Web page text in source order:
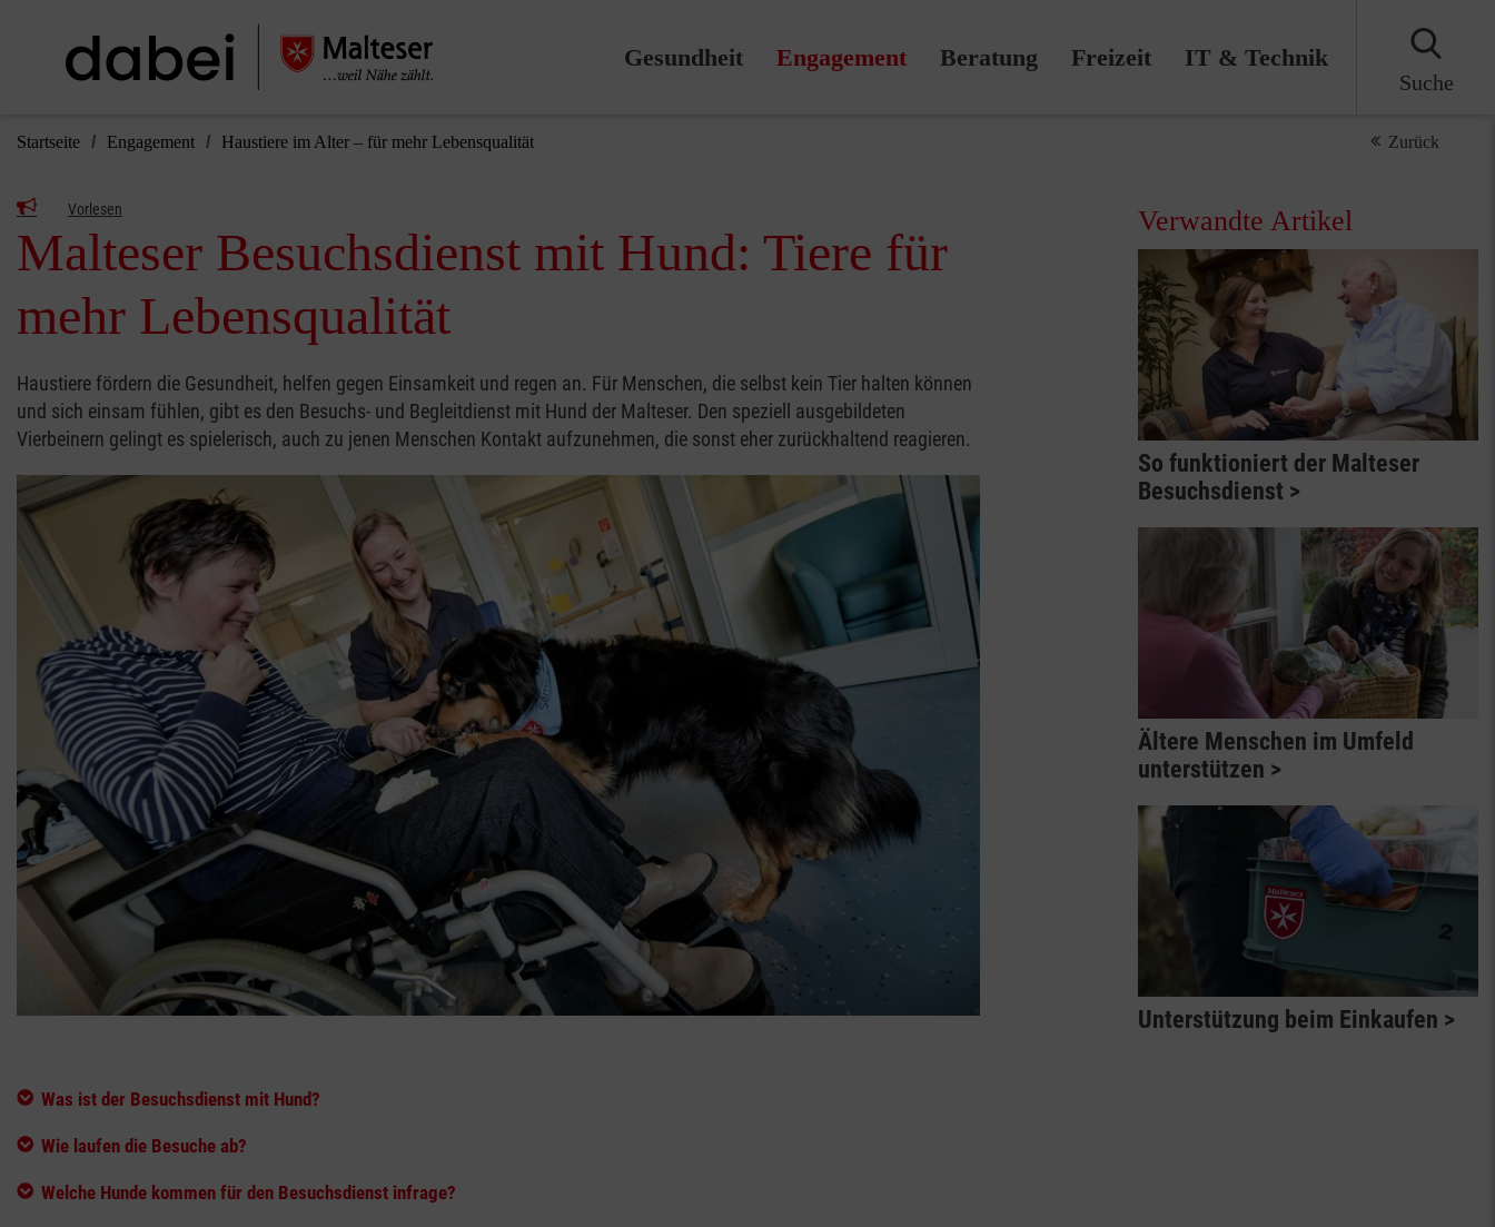
Gesundheit Engagement Beratung Freizeit IT & Technik
Suche
Startseite Engagement Haustiere im Alter – für mehr Lebensqualität Zurück
Vorlesen
Malteser Besuchsdienst mit Hund: Tiere für
mehr Lebensqualität
Haustiere fördern die Gesundheit, helfen gegen Einsamkeit und regen an. Für Menschen, die selbst kein Tier halten können
und sich einsam fühlen, gibt es den Besuchs- und Begleitdienst mit Hund der Malteser. Den speziell ausgebildeten
Vierbeinern gelingt es spielerisch, auch zu jenen Menschen Kontakt aufzunehmen, die sonst eher zurückhaltend reagieren.
Was ist der Besuchsdienst mit Hund?
Wie laufen die Besuche ab?
Welche Hunde kommen für den Besuchsdienst infrage?
Verwandte Artikel
So funktioniert der Malteser
Besuchsdienst
Ältere Menschen im Umfeld
unterstützen
Unterstützung beim Einkaufen